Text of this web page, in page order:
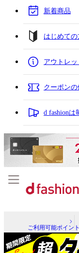
新着商品
はじめての
アウトレッ
クーポン
d fashionは
ご利用可能ポイン